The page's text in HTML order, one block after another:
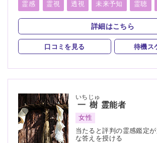
護、健康、金運、仕事、引越し、開運、故人
気、総合運、運勢、心霊相談、縁結び
霊感 霊視 透視 未来予知 霊聴
守護霊 背後霊 死者霊の降霊 除霊
祈祷 波動修正
詳細はこちら
口コミを見る 待機ス
一樹
いちじゅ
霊能者
女性
当たると評判の霊感鑑定
な答えを授ける